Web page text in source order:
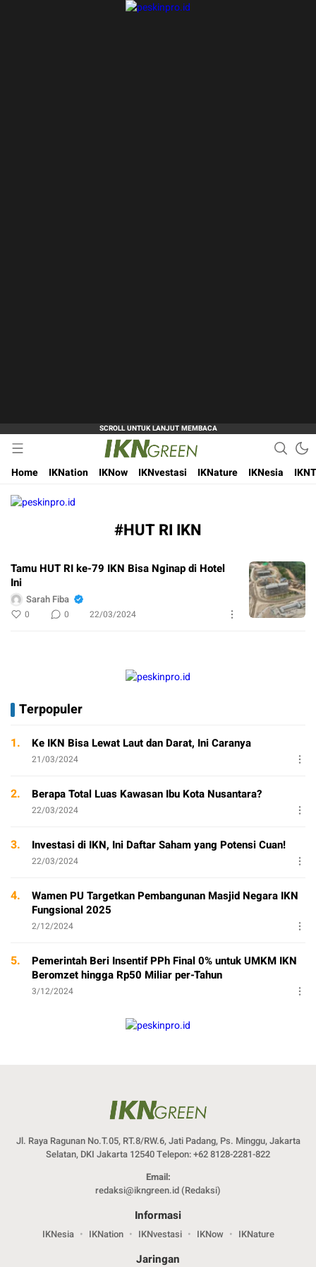
IKN Green
Hijaukan Nusantara Bangun Ibu Kota
Home
IKNation IKNow IKNvestasi IKNature IKNesia
#HUT RI IKN
Tamu HUT RI ke-79 IKN Bisa Nginap di Hotel
Ini
Sarah Fiba
0 0 22/03/2024
Terpopuler
1. Ke IKN Bisa Lewat Laut dan Darat, Ini Caranya
21/03/2024
2. Berapa Total Luas Kawasan Ibu Kota Nusantara?
22/03/2024
3. Investasi di IKN, Ini Daftar Saham yang Potensi Cuan!
22/03/2024
4.
Wamen PU Targetkan Pembangunan Masjid Negara IKN
Fungsional 2025
2/12/2024
5.
Pemerintah Beri Insentif PPh Final 0% untuk UMKM IKN
Beromzet hingga Rp50 Miliar per-Tahun
3/12/2024
Jl. Raya Ragunan No.T.05, RT.8/RW.6, Jati Padang, Ps. Minggu, Jakarta
Selatan, DKI Jakarta 12540 Telepon: +62 8128-2281-822
Email:
redaksi@ikngreen.id(Redaksi)
Informasi
IKNesia IKNation IKNvestasi IKNow IKNature
Jaringan